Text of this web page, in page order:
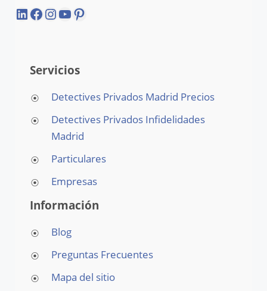
LinkedIn
Facebook
Instagram
YouTube
Pinterest
Servicios
Detectives Privados Madrid Precios
Detectives Privados Infidelidades
Madrid
Particulares
Empresas
Información
Blog
Preguntas Frecuentes
Mapa del sitio